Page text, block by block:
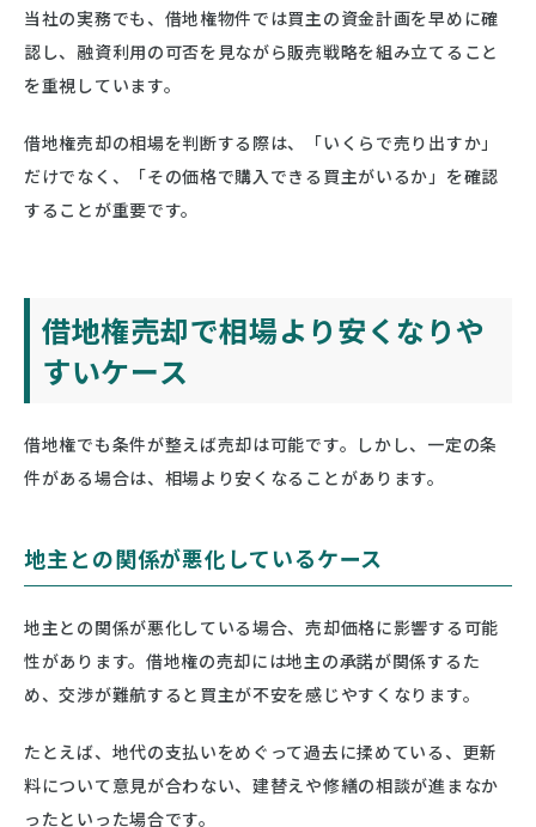
当社の実務でも、借地権物件では買主の資金計画を早めに確
認し、融資利用の可否を見ながら販売戦略を組み立てること
を重視しています。
借地権売却の相場を判断する際は、「いくらで売り出すか」
だけでなく、「その価格で購入できる買主がいるか」を確認
することが重要です。
借地権売却で相場より安くなりや
すいケース
借地権でも条件が整えば売却は可能です。しかし、一定の条
件がある場合は、相場より安くなることがあります。
地主との関係が悪化しているケース
地主との関係が悪化している場合、売却価格に影響する可能
性があります。借地権の売却には地主の承諾が関係するた
め、交渉が難航すると買主が不安を感じやすくなります。
たとえば、地代の支払いをめぐって過去に揉めている、更新
料について意見が合わない、建替えや修繕の相談が進まなか
ったといった場合です。